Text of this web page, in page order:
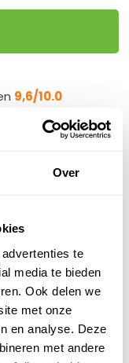
Over
te
media te bieden
Ook delen we
met onze
en analyse. Deze
met andere
9,6/10.0